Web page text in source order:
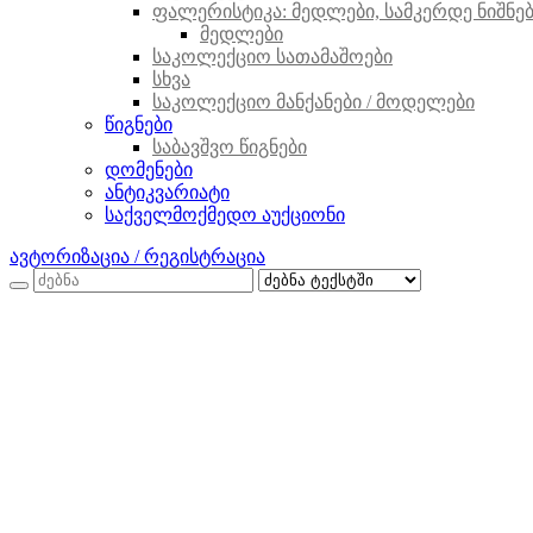
ფალერისტიკა: მედლები, სამკერდე
მედლები
საკოლექციო სათამაშოები
სხვა
საკოლექციო მანქანები / მოდელები
წიგნები
საბავშვო წიგნები
დომენები
ანტიკვარიატი
საქველმოქმედო აუქციონი
ავტორიზაცია / რეგისტრაცია